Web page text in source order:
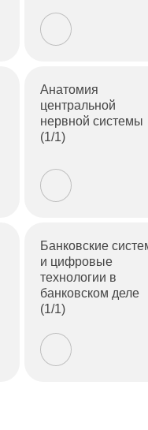
Анатомия
центральной
нервной системы
(1/1)
Банковские
и цифровые
технологии в
банковском деле
(1/1)